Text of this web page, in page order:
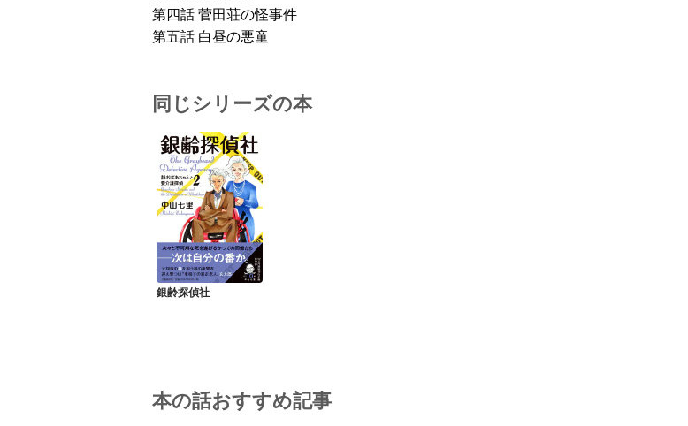
第四話 菅田荘の怪事件
第五話 白昼の悪童
同じシリーズの本
銀齢探偵社
本の話おすすめ記事